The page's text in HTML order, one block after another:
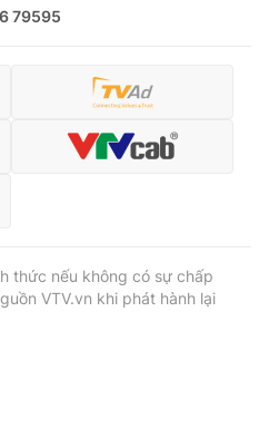
79595
thức nếu không có sự chấp
VTV.vn khi phát hành lại